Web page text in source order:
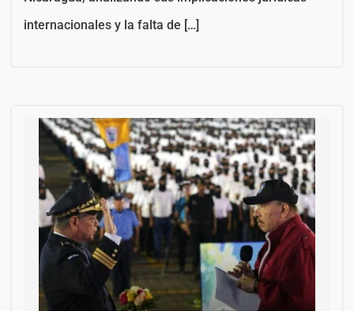
internacionales y la falta de […]